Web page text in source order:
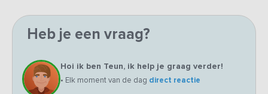
Heb je een vraag?
Hoi ik ben Teun, ik help je graag verder!
• Elk moment van de dag direct reactie